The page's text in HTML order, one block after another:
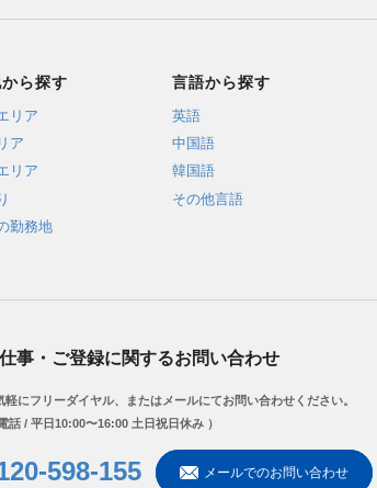
ら探す
リア
ア
リア
勤務地
言語から探す
英語
中国語
韓国語
その他言語
事・ご登録に関するお問い合わせ
軽にフリーダイヤル、またはメールにてお問い合わせください。
電話 / 平日10:00〜16:00 土日祝日休み ）
598-155 メールでのお問い合わせ